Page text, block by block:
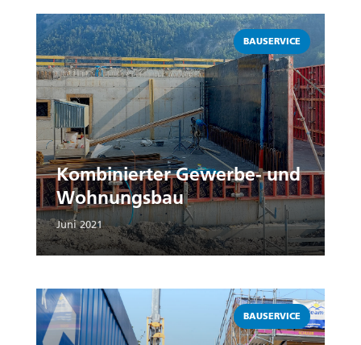
BAUSERVICE
Kombinierter Gewerbe- und
Wohnungsbau
Juni 2021
Weiterlesen
BAUSERVICE
Weiterlesen